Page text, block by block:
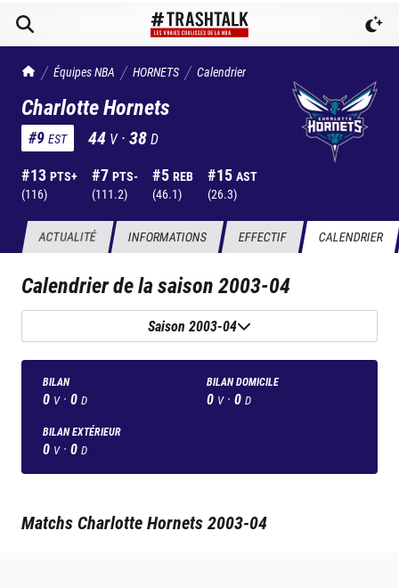
TrashTalk Actu NBA
Équipes NBA HORNETS Calendrier
Charlotte Hornets
#9 EST 44 V ·38D
#13 PTS+
(116)
#7 PTS-
(111.2)
#5 REB
(46.1)
#15 AST
(26.3)
ACTUALITÉ INFORMATIONS EFFECTIF CALENDRIER
Calendrier de la saison2003-04
Saison 2003-04
BILAN
0 V · 0 D
BILAN DOMICILE
0 V · 0 D
BILAN EXTÉRIEUR
0 V · 0 D
MatchsCharlotte Hornets2003-04